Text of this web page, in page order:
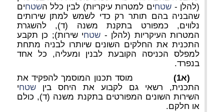
(להלן -שטחים למטרות עיקריות) לבין כלל השטחים
שהבניה בהם תותר רק כדי לשמש למתן שירותים
נלווים, כמפורט בתקנת משנה (ד), להשגרת
המטרות העיקריות (להלן - שטחי שירות); כן תקבע
התכנית את החלקים השונים שיותרו לבניה מתחת
למפלס הכניסה הקובעת לבנין ומעליה, כל אחד
בנפרד.
(א1)
מוסד תכנון המוסמך להפקיד את
התכנית, רשאי גם לקבוע את היחס ביןשטחי
השירות השונים המפורטים בתקנת משנה (ד), כולם
או חלקם.